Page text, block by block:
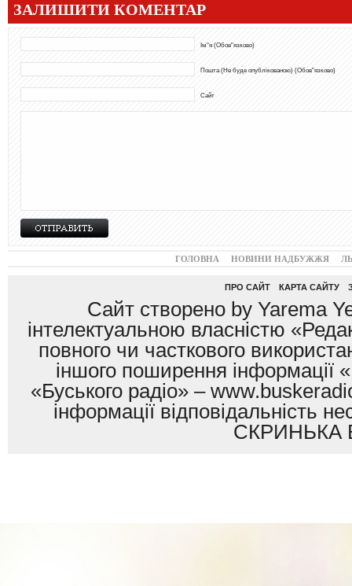
ЗАЛИШИТИ КОМЕНТАР
Ім"я (Обов"язково)
Пошта (Не буде опублікованою) (Обов"язково)
Сайт
ГОЛОВНА НОВИНИ НАДБУЖЖЯ
ПРО САЙТ КАРТА САЙТУ
Сайт створено by Yarema
інтелектуальною власністю
повного чи часткового
іншого поширення інформації
«Буського радіо» –
інформації
СКРИНЬКА